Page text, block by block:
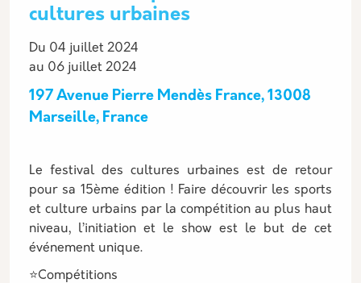
cultures urbaines
Description
Du 04 juillet 2024
au 06 juillet 2024
197 Avenue Pierre Mendès France, 13008
Marseille, France
Le festival des cultures urbaines est de retour
pour sa 15ème édition ! Faire découvrir les sports
et culture urbains par la compétition au plus haut
niveau, l’initiation et le show est le but de cet
événement unique.
⭐Compétitions